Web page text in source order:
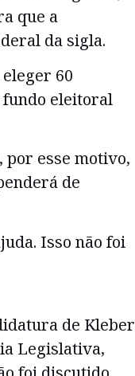
que a
da sigla.
60
fundo eleitoral
por esse motivo,
de
Isso não foi
de Kleber
Legislativa,